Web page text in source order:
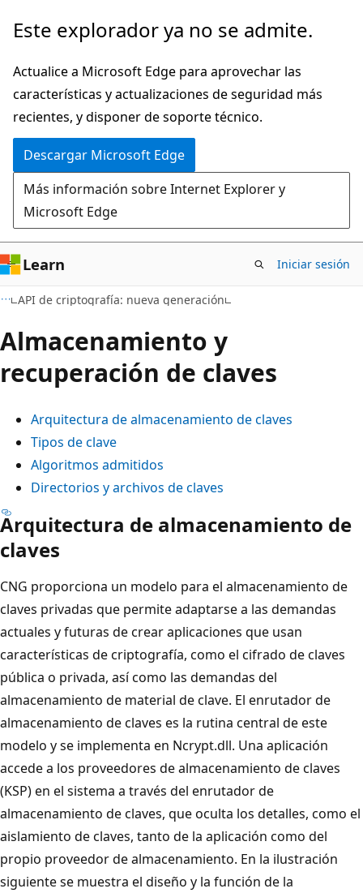
Ir
contenido
principal
Este explorador ya no se admite.
Actualice a Microsoft Edge para aprovechar las
características y actualizaciones de seguridad más
recientes, y disponer de soporte técnico.
Descargar Microsoft Edge
Más información sobre Internet Explorer y
Microsoft Edge
Learn Iniciar sesión
API de criptografía: nueva generación
Almacenamiento y
recuperación de claves
Arquitectura de almacenamiento de claves
Tipos de clave
Algoritmos admitidos
Directorios y archivos de claves
Arquitectura de almacenamiento de
claves
CNG proporciona un modelo para el almacenamiento de
claves privadas que permite adaptarse a las demandas
actuales y futuras de crear aplicaciones que usan
características de criptografía, como el cifrado de claves
pública o privada, así como las demandas del
almacenamiento de material de clave. El enrutador de
almacenamiento de claves es la rutina central de este
modelo y se implementa en Ncrypt.dll. Una aplicación
accede a los proveedores de almacenamiento de claves
(KSP) en el sistema a través del enrutador de
almacenamiento de claves, que oculta los detalles, como el
aislamiento de claves, tanto de la aplicación como del
propio proveedor de almacenamiento. En la ilustración
siguiente se muestra el diseño y la función de la